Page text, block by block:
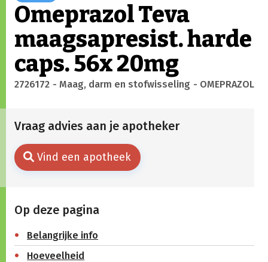
Omeprazol Teva
maagsapresist. harde
caps. 56x 20mg
2726172 - Maag, darm en stofwisseling - OMEPRAZOL
Vraag advies aan je apotheker
Vind een apotheek
Op deze pagina
Belangrijke info
Hoeveelheid